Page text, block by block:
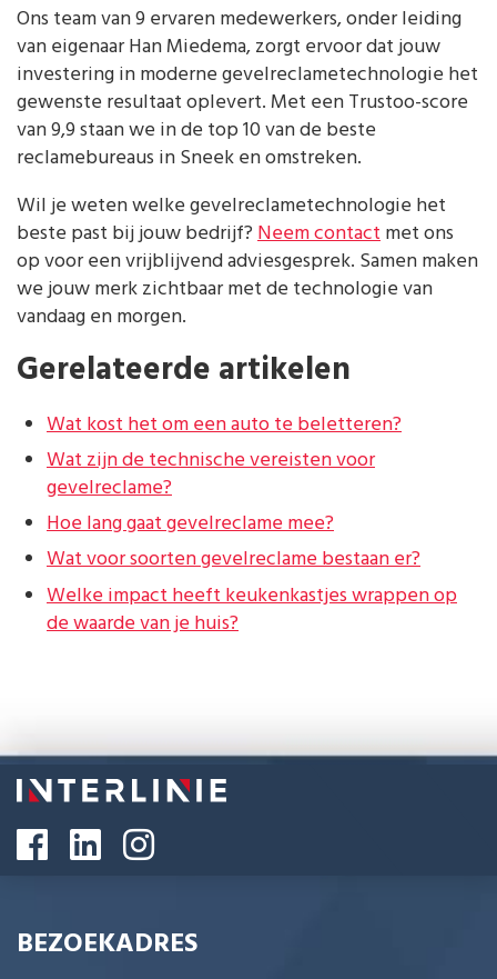
Ons team van 9 ervaren medewerkers, onder leiding
van eigenaar Han Miedema, zorgt ervoor dat jouw
investering in moderne gevelreclametechnologie het
gewenste resultaat oplevert. Met een Trustoo-score
van 9,9 staan we in de top 10 van de beste
reclamebureaus in Sneek en omstreken.
Wil je weten welke gevelreclametechnologie het
beste past bij jouw bedrijf?Neem contactmet ons
op voor een vrijblijvend adviesgesprek. Samen maken
we jouw merk zichtbaar met de technologie van
vandaag en morgen.
Gerelateerde artikelen
Wat kost het om een auto te beletteren?
Wat zijn de technische vereisten voor
gevelreclame?
Hoe lang gaat gevelreclame mee?
Wat voor soorten gevelreclame bestaan er?
Welke impact heeft keukenkastjes wrappen op
de waarde van je huis?
BEZOEKADRES